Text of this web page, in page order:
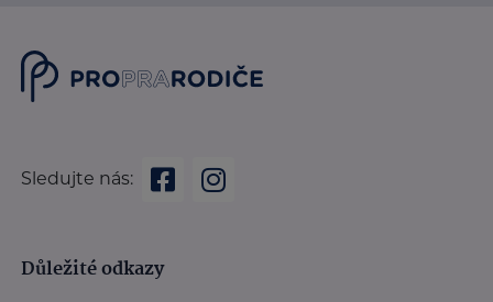
Sledujte nás:
Důležité odkazy